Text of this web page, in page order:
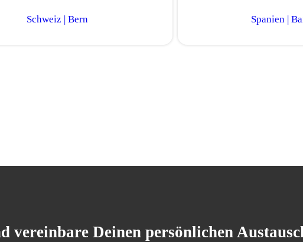
Schweiz | Bern Spanien |
Deinen persönlichen